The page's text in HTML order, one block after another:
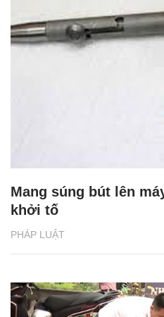
PHÁP LUẬT
Mang súng bút lên
khởi tố